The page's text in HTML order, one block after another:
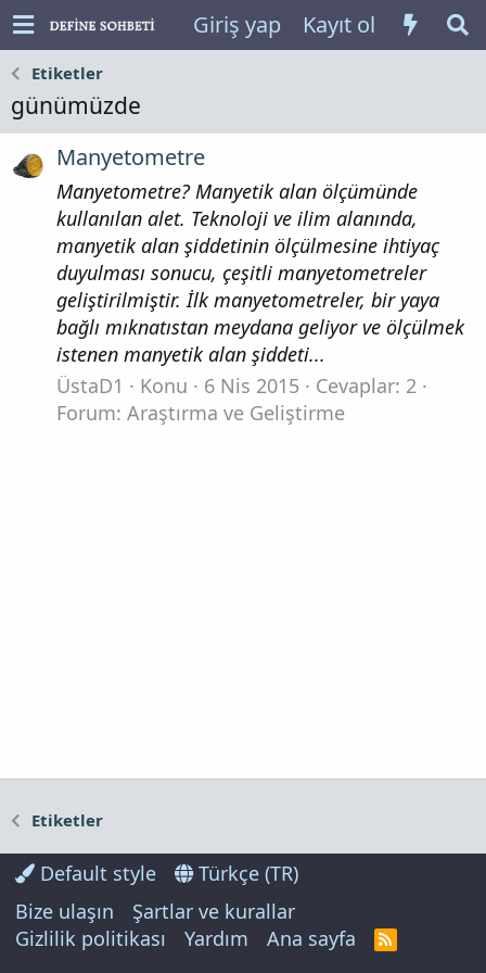
Giriş yap Kayıt ol
Etiketler
günümüzde
Manyetometre
Manyetometre? Manyetik alan ölçümünde
kullanılan alet. Teknoloji ve ilim alanında,
manyetik alan şiddetinin ölçülmesine ihtiyaç
duyulması sonucu, çeşitli manyetometreler
geliştirilmiştir. İlk manyetometreler, bir yaya
bağlı mıknatıstan meydana geliyor ve ölçülmek
istenen manyetik alan şiddeti...
ÜstaD1
Konu 6 Nis 2015
Cevaplar: 2
Forum: Araştırma ve Geliştirme
Etiketler
Default style
Türkçe (TR)
Bize ulaşın
Şartlar ve kurallar
Gizlilik politikası
Yardım Ana sayfa
R